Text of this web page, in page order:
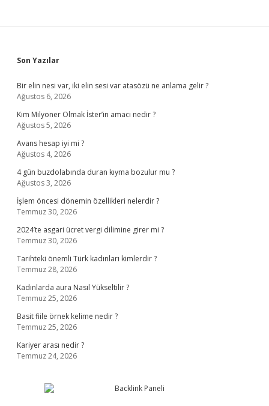
Sidebar
Son Yazılar
Bir elin nesi var, iki elin sesi var atasözü ne anlama gelir ?
Ağustos 6, 2026
Kim Milyoner Olmak İster’in amacı nedir ?
Ağustos 5, 2026
Avans hesap iyi mi ?
Ağustos 4, 2026
4 gün buzdolabında duran kıyma bozulur mu ?
Ağustos 3, 2026
İşlem öncesi dönemin özellikleri nelerdir ?
Temmuz 30, 2026
2024’te asgari ücret vergi dilimine girer mi ?
Temmuz 30, 2026
Tarihteki önemli Türk kadınları kimlerdir ?
Temmuz 28, 2026
Kadınlarda aura Nasıl Yükseltilir ?
Temmuz 25, 2026
Basit fiile örnek kelime nedir ?
Temmuz 25, 2026
Kariyer arası nedir ?
Temmuz 24, 2026